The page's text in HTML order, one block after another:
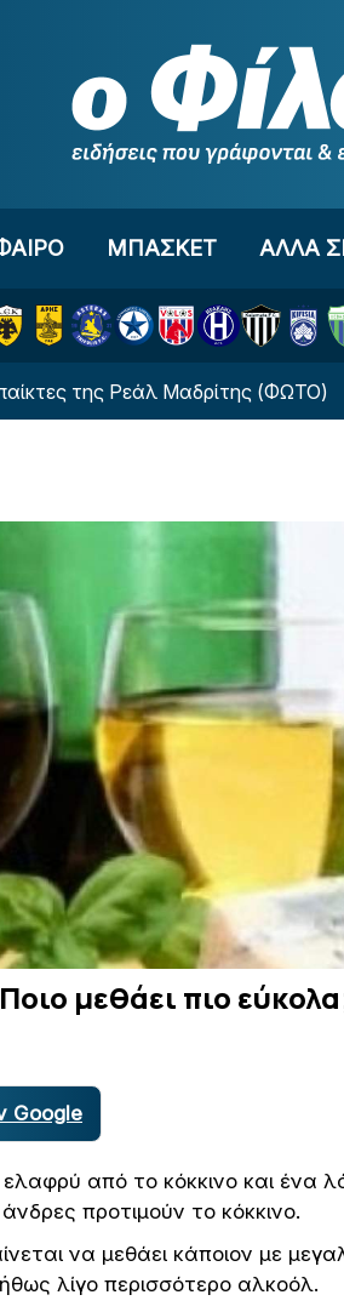
ΜΠΑΣΚΕΤ ΑΛΛΑ
της Ρεάλ Μαδρίτης (ΦΩΤΟ)
μεθάει πιο
Google
από το κόκκινο και ένα
προτιμούν το κόκκινο.
να μεθάει κάποιον με
λίγο περισσότερο αλκοόλ.